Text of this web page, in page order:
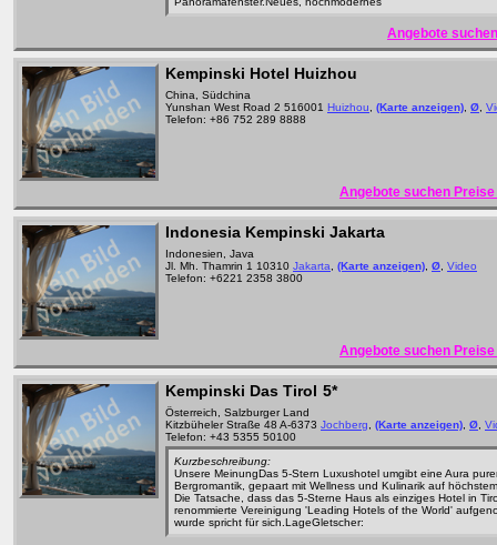
Angebote
Kempinski Hotel Huizhou
China, Südchina
Yunshan West Road 2 516001 Huizhou (Karte anzeigen) Ø
Telefon: +86 752 289 8888
Angebote suchen
Indonesia Kempinski Jakarta
Indonesien, Java
Jl. Mh. Thamrin 1 10310 Jakarta (Karte anzeigen) Ø Video
Telefon: +6221 2358 3800
Angebote suchen
Kempinski Das Tirol 5*
Österreich, Salzburger Land
Kitzbüheler Straße 48 A-6373 Jochberg (Karte anzeigen) Ø
Telefon: +43 5355 50100
Kurzbeschreibung:
Unsere MeinungDas 5-Stern Luxushotel umgibt eine Aura
Bergromantik, gepaart mit Wellness und Kulinarik auf
Die Tatsache, dass das 5-Sterne Haus als einziges Hotel in
renommierte Vereinigung 'Leading Hotels of the World'
wurde spricht für sich.LageGletscher: